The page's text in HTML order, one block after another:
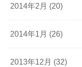
2014年2月 (20)
2014年1月 (26)
2013年12月 (32)